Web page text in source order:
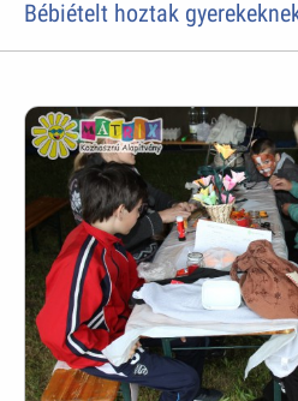
Bébiételt hoztak